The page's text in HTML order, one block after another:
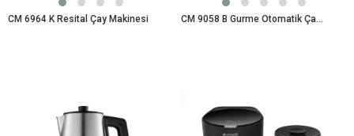
CM 6964 K Resital Çay Makinesi CM 9058 B Gurme Otomatik Çay Makinesi Çay Makinesi